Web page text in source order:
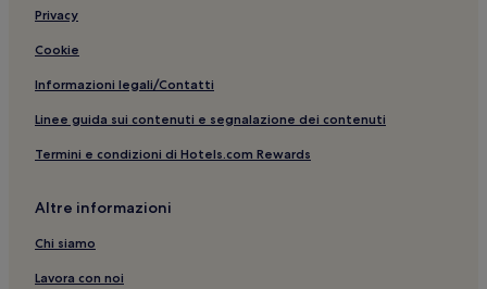
Privacy
Cookie
Informazioni legali/Contatti
Linee guida sui contenuti e segnalazione dei contenuti
Termini e condizioni di Hotels.com Rewards
Altre informazioni
Chi siamo
Lavora con noi